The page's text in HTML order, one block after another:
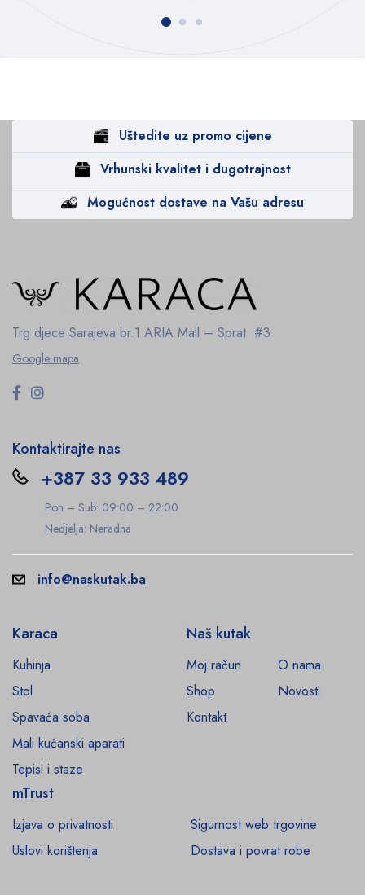
Uštedite uz promo cijene
Vrhunski kvalitet i dugotrajnost
Mogućnost dostave na Vašu adresu
Trg djece Sarajeva br.1 ARIA Mall – Sprat #3
Google mapa
Kontaktirajte nas
+387 33 933 489
Pon – Sub: 09:00 – 22:00
Nedjelja: Neradna
info@naskutak.ba
Karaca
Kuhinja
Stol
Spavaća soba
Mali kućanski aparati
Tepisi i staze
Naš kutak
Moj račun
O nama
Shop
Novosti
Kontakt
mTrust
Izjava o privatnosti
Sigurnost web trgovine
Uslovi korištenja
Dostava i povrat robe